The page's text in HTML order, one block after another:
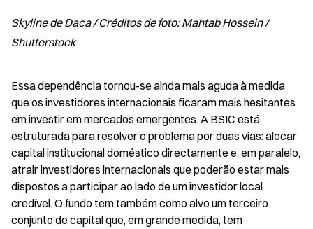
Skyline de Daca / Créditos de foto: Mahtab Hossein /
Shutterstock
Essa dependência tornou-se ainda mais aguda à medida
que os investidores internacionais ficaram mais hesitantes
em investir em mercados emergentes. A BSIC está
estruturada para resolver o problema por duas vias: alocar
capital institucional doméstico directamente e, em paralelo,
atrair investidores internacionais que poderão estar mais
dispostos a participar ao lado de um investidor local
credível. O fundo tem também como alvo um terceiro
conjunto de capital que, em grande medida, tem